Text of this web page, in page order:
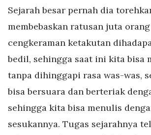
Sejarah besar pernah dia
membebaskan ratusan juta
cengkeraman ketakutan
bedil, sehingga saat ini kita bisa
tanpa dihinggapi rasa was-was,
bisa bersuara dan berteriak
sehingga kita bisa menulis
sesukannya. Tugas sejarahnya